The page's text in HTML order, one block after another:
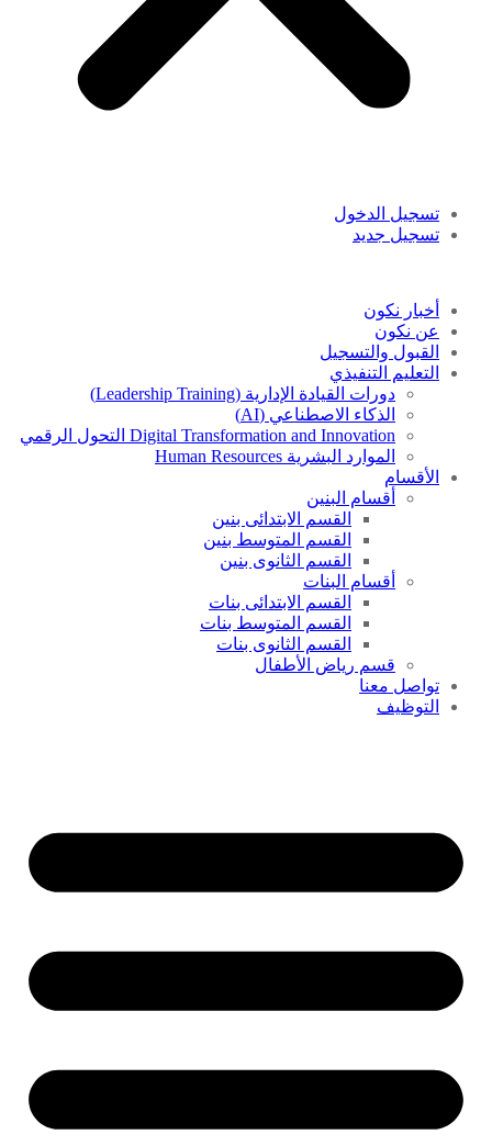
تسجيل الدخول
تسجيل جديد
أخبار نكون
عن نكون
القبول والتسجيل
التعليم التنفيذي
دورات القيادة الإدارية (Leadership Training)
الذكاء الاصطناعي (AI)
Digital Transformation and Innovation التحول الرقمي
الموارد البشرية Human Resources
الأقسام
أقسام البنين
القسم الابتدائى بنين
القسم المتوسط بنين
القسم الثانوى بنين
أقسام البنات
القسم الابتدائى بنات
القسم المتوسط بنات
القسم الثانوى بنات
قسم رياض الأطفال
تواصل معنا
التوظيف